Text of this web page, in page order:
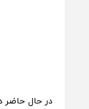
در حال حاضر